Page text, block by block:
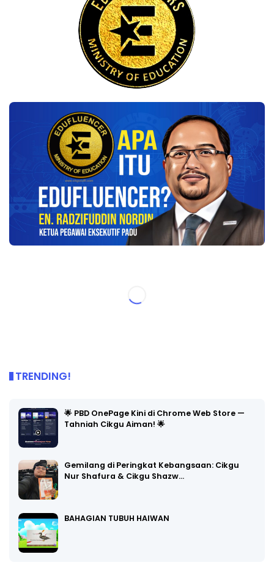
TRENDING!
🌟 PBD OnePage Kini di Chrome Web Store —
Tahniah Cikgu Aiman! 🌟
Gemilang di Peringkat Kebangsaan: Cikgu
Nur Shafura & Cikgu Shazw…
BAHAGIAN TUBUH HAIWAN